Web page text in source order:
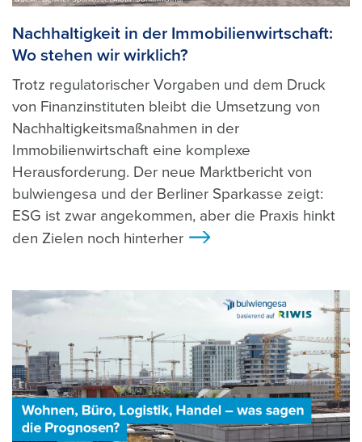
Nachhaltigkeit in der Immobilienwirtschaft:
Wo stehen wir wirklich?
Trotz regulatorischer Vorgaben und dem Druck
von Finanzinstituten bleibt die Umsetzung von
Nachhaltigkeitsmaßnahmen in der
Immobilienwirtschaft eine komplexe
Herausforderung. Der neue Marktbericht von
bulwiengesa und der Berliner Sparkasse zeigt:
ESG ist zwar angekommen, aber die Praxis hinkt
den Zielen noch hinterher